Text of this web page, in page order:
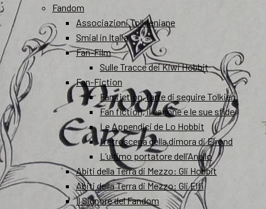
Fandom
Associazioni Tolkieniane
Smial in Italia
Fan-Film
Sulle Tracce dei Kiwi Hobbit
Fan-Fiction
Fan fiction, l’arte di seguire Tolkien
Fan fiction, il canone e le sue sfide
Le Appendici de Lo Hobbit
I retroscena della dimora di Elrond
L’ultimo portatore dell’Anello
Abiti della Terra di Mezzo: Gli Hobbit
Abiti della Terra di Mezzo: Gli Elfi
Il Signore del Fandom